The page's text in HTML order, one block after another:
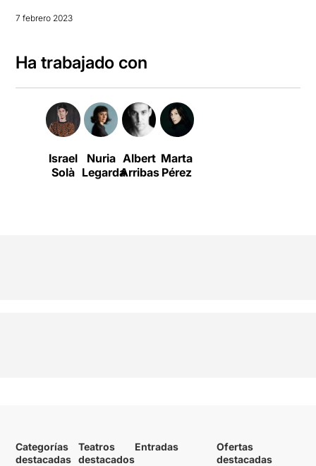
7 febrero 2023
Ha trabajado con
Israel
Solà
Nuria
Legarda
Albert
Arribas
Marta
Pérez
Categorías
destacadas
Teatros
destacados
Entradas
Ofertas
destacadas